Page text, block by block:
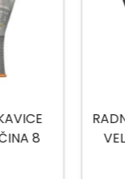
LADY
FLEX